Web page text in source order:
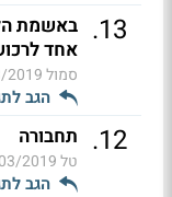
13
. באשמת
אחד
סמול08:00
הגב
12
. תחבורה
טל07:36
הגב